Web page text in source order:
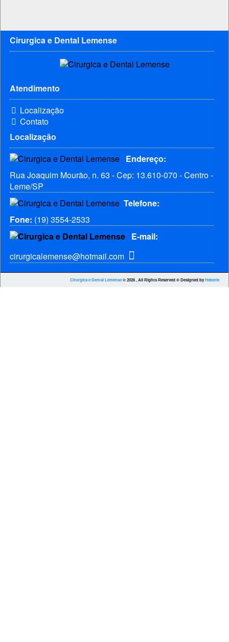
Cirurgica e Dental Lemense
Atendimento
Localização
Contato
Localização
Endereço:
Rua Joaquim Mourão, n. 63 - Cep: 13.610-070 - Centro -
Leme/SP
Telefone:
Fone: (19) 3554-2533
E-mail:
cirurgicalemense@hotmail.com
Cirurgica e Dental Lemense© 2026 , All Rights Reserved ® Designed byHeberle